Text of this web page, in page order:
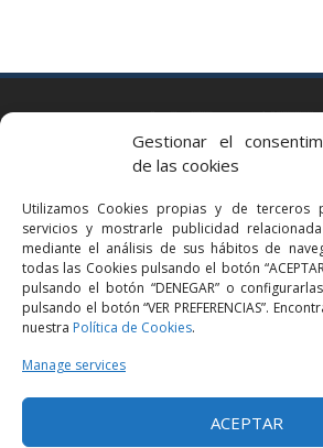
Gestionar el
de las cookies
Utilizamos Cookies propias y de terceros
servicios y mostrarle publicidad
mediante el análisis de sus hábitos de
todas las Cookies pulsando el botón
pulsando el botón “DENEGAR” o
pulsando el botón “VER PREFERENCIAS”.
nuestra Política de Cookies.
Manage services
ACEPTAR
Via Augusta 2 bis, 3º, 08006
bcn@bellavistalegal.eu
GRANOLLERS
C/ Sant Jaume, 16 1r, 08401
+34 93 860 39 60
grn@bellavistalegal.eu
MADRID
C/ Serrano 114, 2º izq. 28006
+34 91 431 98 21 | +34 91 431 98